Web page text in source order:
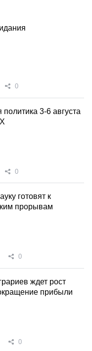
0
политика 3-6 августа
0
готовят к
прорывам
0
ждет рост
прибыли
0